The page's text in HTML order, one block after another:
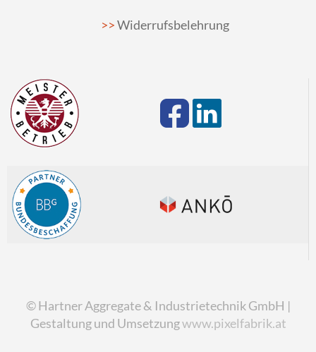
Widerrufsbelehrung
© Hartner Aggregate & Industrietechnik GmbH |
Gestaltung und Umsetzungwww.pixelfabrik.at